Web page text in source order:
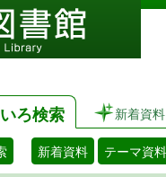
ろ検索 新着資料
新着資料 テーマ資料